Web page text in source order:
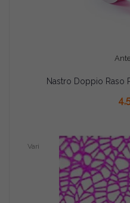
Nastro Doppio Raso
Vari